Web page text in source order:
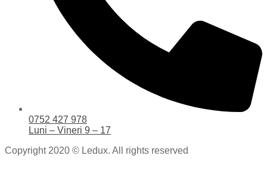
0752 427 978
Luni – Vineri 9 – 17
Copyright 2020 © Ledux. All rights reserved